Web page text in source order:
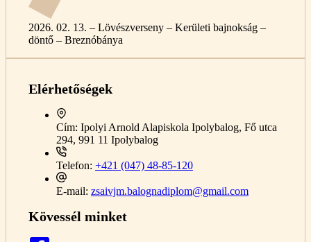
2026. 02. 13. – Lövészverseny – Kerületi bajnokság –
döntő – Breznóbánya
Elérhetőségek
Cím: Ipolyi Arnold Alapiskola Ipolybalog, Fő utca
294, 991 11 Ipolybalog
Telefon: +421 (047) 48-85-120
E-mail: zsaivjm.balognadiplom@gmail.com
Kövessél minket